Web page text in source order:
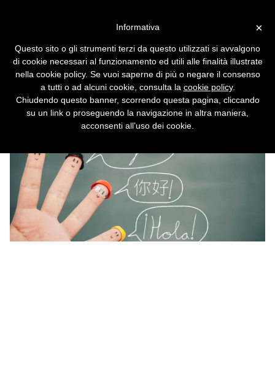
nei sottotitoli
Anche un innocuo file di testo può ospitare
codice pericoloso
×
Informativa
Questo sito o gli strumenti terzi da questo utilizzati si avvalgono
di cookie necessari al funzionamento ed utili alle finalità illustrate
nella cookie policy. Se vuoi saperne di più o negare il consenso
a tutti o ad alcuni cookie, consulta la cookie policy.
Chiudendo questo banner, scorrendo questa pagina, cliccando
su un link o proseguendo la navigazione in altra maniera,
acconsenti all’uso dei cookie.